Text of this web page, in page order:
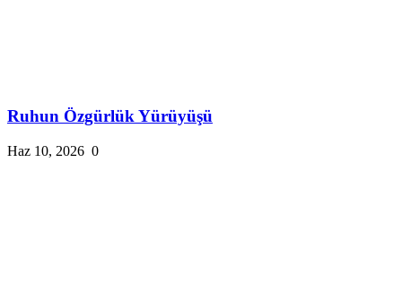
Ruhun Özgürlük Yürüyüşü
Haz 10, 2026 0